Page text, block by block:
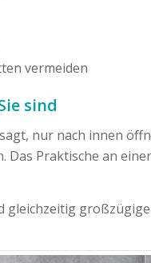
vermeiden
sind
nur nach innen
Praktische an
gleichzeitig